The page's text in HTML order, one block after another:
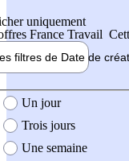
uniquement
France Travail
filtres de Date de
création de l'offre
Un jour
Trois jours
Une semaine